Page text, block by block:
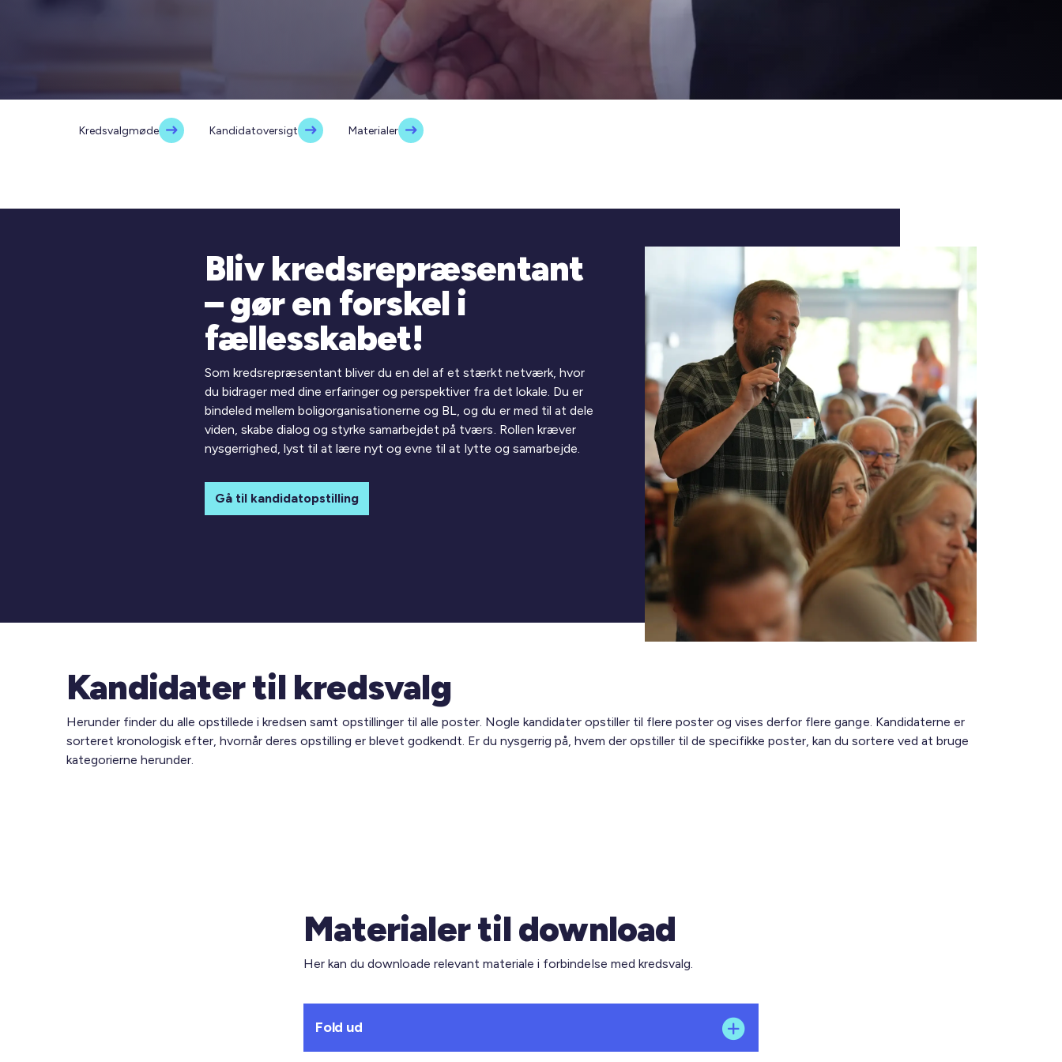
Kredsvalgmøde Kandidatoversigt Materialer
Bliv kredsrepræsentant
– gør en forskel i
fællesskabet!
Som kredsrepræsentant bliver du en del af et stærkt netværk, hvor
du bidrager med dine erfaringer og perspektiver fra det lokale. Du er
bindeled mellem boligorganisationerne og BL, og du er med til at dele
viden, skabe dialog og styrke samarbejdet på tværs. Rollen kræver
nysgerrighed, lyst til at lære nyt og evne til at lytte og samarbejde.
Gå til kandidatopstilling
Kandidater til kredsvalg
Herunder finder du alle opstillede i kredsen samt opstillinger til alle poster. Nogle kandidater opstiller til flere poster og vises derfor flere gange. Kandidaterne er
sorteret kronologisk efter, hvornår deres opstilling er blevet godkendt. Er du nysgerrig på, hvem der opstiller til de specifikke poster, kan du sortere ved at bruge
kategorierne herunder.
Materialer til download
Her kan du downloade relevant materiale i forbindelse med kredsvalg.
Fold ud